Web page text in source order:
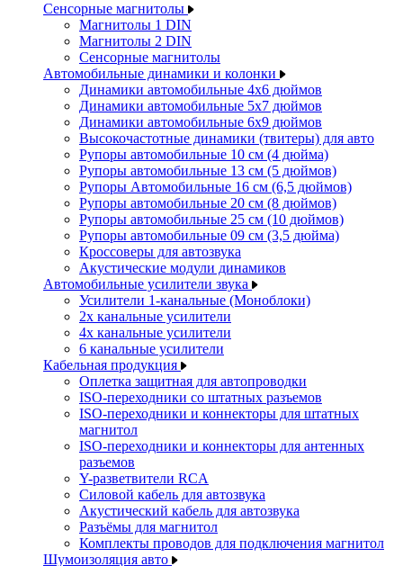
Сенсорные магнитолы
Магнитолы 1 DIN
Магнитолы 2 DIN
Сенсорные магнитолы
Автомобильные динамики и колонки
Динамики автомобильные 4x6 дюймов
Динамики автомобильные 5x7 дюймов
Динамики автомобильные 6x9 дюймов
Высокочастотные динамики (твитеры) для авто
Рупоры автомобильные 10 см (4 дюйма)
Рупоры автомобильные 13 см (5 дюймов)
Рупоры Автомобильные 16 см (6,5 дюймов)
Рупоры автомобильные 20 см (8 дюймов)
Рупоры автомобильные 25 см (10 дюймов)
Рупоры автомобильные 09 см (3,5 дюйма)
Кроссоверы для автозвука
Акустические модули динамиков
Автомобильные усилители звука
Усилители 1-канальные (Моноблоки)
2х канальные усилители
4х канальные усилители
6 канальные усилители
Кабельная продукция
Оплетка защитная для автопроводки
ISO-переходники со штатных разъемов
ISO-переходники и коннекторы для штатных
магнитол
ISO-переходники и коннекторы для антенных
разъемов
Y-разветвители RCA
Силовой кабель для автозвука
Акустический кабель для автозвука
Разъёмы для магнитол
Комплекты проводов для подключения магнитол
Шумоизоляция авто